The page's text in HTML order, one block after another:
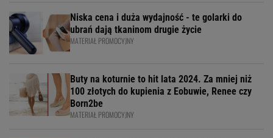
Niska cena i duża wydajność - te golarki do
ubrań dają tkaninom drugie życie
MATERIAŁ PROMOCYJNY
Buty na koturnie to hit lata 2024. Za mniej niż
100 złotych do kupienia z Eobuwie, Renee czy
Born2be
MATERIAŁ PROMOCYJNY